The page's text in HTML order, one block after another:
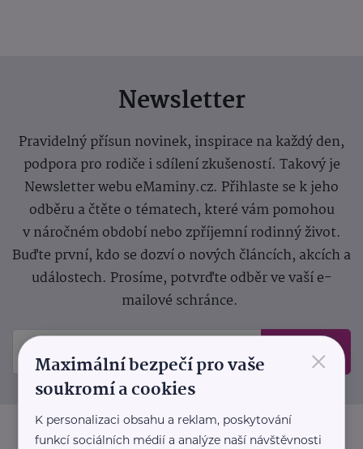
Newsletter
Pravidelný přísun novinek, inspirace na každý den,
podpora pro rodiče i sdílení zkušeností. Takový je
Newsletter webu eMaminy.cz. Přihlaste se k jeho
odběru a čtěte o tématech, které vám pomohou
v náročném období nebo zpříjemní rodinný život.
Buďte první, kdo se dozví o nových článcích, akcích a
událostech. Prosíme, potvrďte odběr ve vaší e-
mailové schránce.
Odeslat
×
Maximální bezpečí pro vaše
soukromí a cookies
K personalizaci obsahu a reklam, poskytování
funkcí sociálních médií a analýze naší návštěvnosti